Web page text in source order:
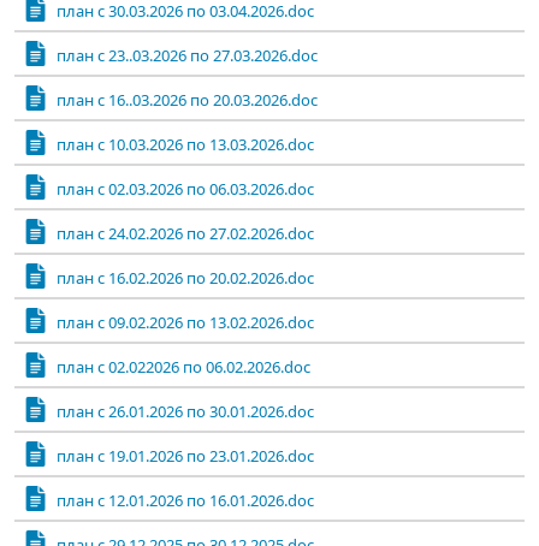
план с 30.03.2026 по 03.04.2026.doc
план с 23..03.2026 по 27.03.2026.doc
план с 16..03.2026 по 20.03.2026.doc
план с 10.03.2026 по 13.03.2026.doc
план с 02.03.2026 по 06.03.2026.doc
план с 24.02.2026 по 27.02.2026.doc
план с 16.02.2026 по 20.02.2026.doc
план с 09.02.2026 по 13.02.2026.doc
план с 02.022026 по 06.02.2026.doc
план с 26.01.2026 по 30.01.2026.doc
план с 19.01.2026 по 23.01.2026.doc
план с 12.01.2026 по 16.01.2026.doc